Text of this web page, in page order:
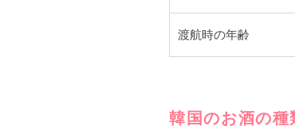
渡航時の年齢
韓国のお酒の